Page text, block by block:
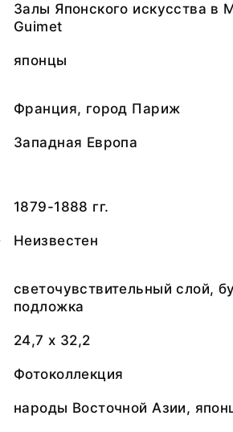
Залы Японского искусства в
Guimet
японцы
Франция, город Париж
Западная Европа
1879-1888 гг.
Неизвестен
светочувствительный слой,
подложка
24,7 х 32,2
Фотоколлекция
народы Восточной Азии,